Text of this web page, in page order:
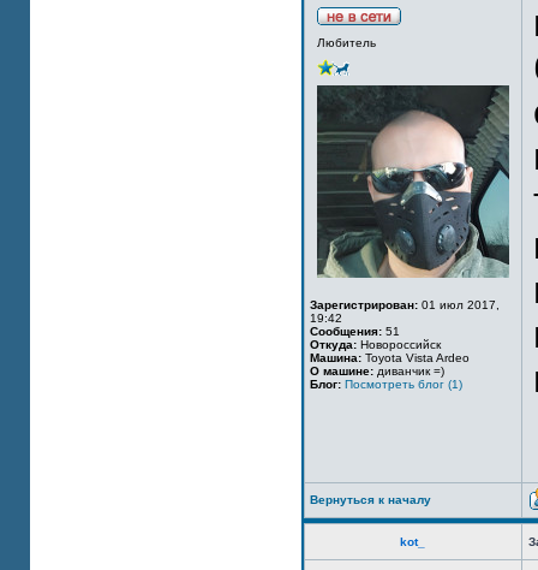
Любитель
Зарегистрирован: 01 июл 2017,
19:42
Сообщения: 51
Откуда: Новороссийск
Машина: Toyota Vista Ardeo
О машине: диванчик =)
Блог: Посмотреть блог (1)
Вернуться к началу
kot_